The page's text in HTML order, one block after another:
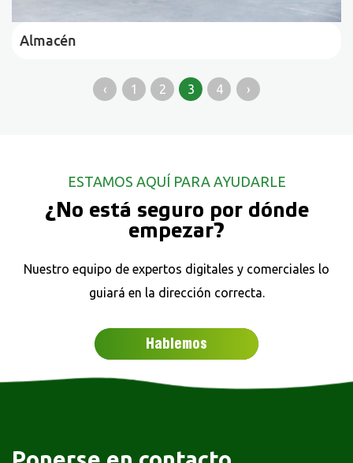
Almacén
‹ 1 2 3 4 ›
ESTAMOS AQUÍ PARA AYUDARLE
¿No está seguro por dónde
empezar?
Nuestro equipo de expertos digitales y comerciales lo
guiará en la dirección correcta.
Hablemos